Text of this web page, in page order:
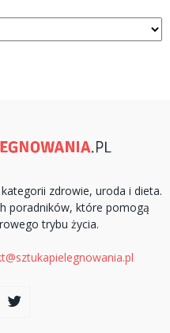
zdrowie, uroda i dieta.
poradników, które pomogą
trybu życia.